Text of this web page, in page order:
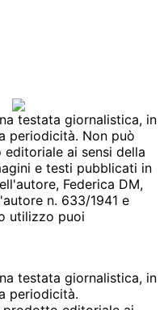
testata giornalistica, in
periodicità. Non può
ai sensi della
e testi pubblicati in
Federica DM,
n. 633/1941 e
utilizzo puoi
testata giornalistica, in
periodicità.